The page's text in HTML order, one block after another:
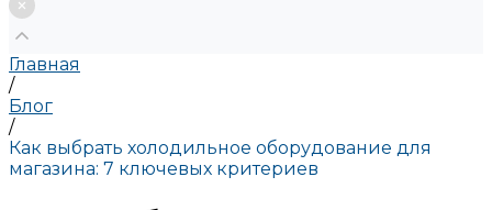
Главная
/
Блог
/
Как выбрать холодильное оборудование для
магазина: 7 ключевых критериев